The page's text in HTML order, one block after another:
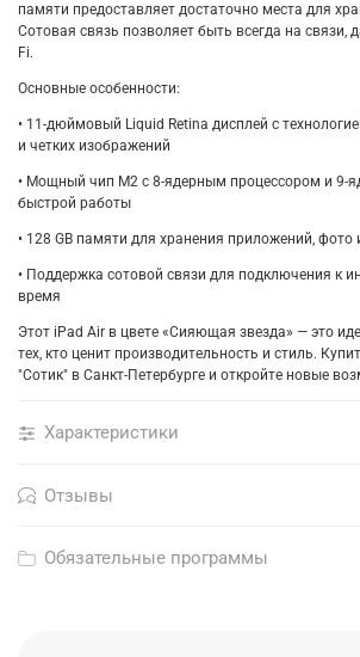
памяти предоставляет достаточно места для
Сотовая связь позволяет быть всегда на связи,
Fi.
Основные особенности:
• 11-дюймовый Liquid Retina дисплей с
и четких изображений
• Мощный чип M2 с 8-ядерным процессором и 9-
быстрой работы
• 128 GB памяти для хранения приложений, фото
• Поддержка сотовой связи для подключения к
время
Этот iPad Air в цвете «Сияющая звезда» — это
тех, кто ценит производительность и стиль.
"Сотик" в Санкт-Петербурге и откройте новые
Характеристики
Отзывы
Обязательные программы